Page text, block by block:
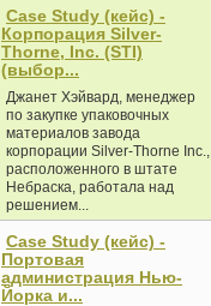
Case Study (кейс) -
Корпорация Silver-
Thorne, Inc. (STI)
(выбор...
Джанет Хэйвард, менеджер
по закупке упаковочных
материалов завода
корпорации Silver-Thorne Inc.,
расположенного в штате
Небраска, работала над
решением...
Case Study (кейс) -
Портовая
администрация Нью-
Йорка и...